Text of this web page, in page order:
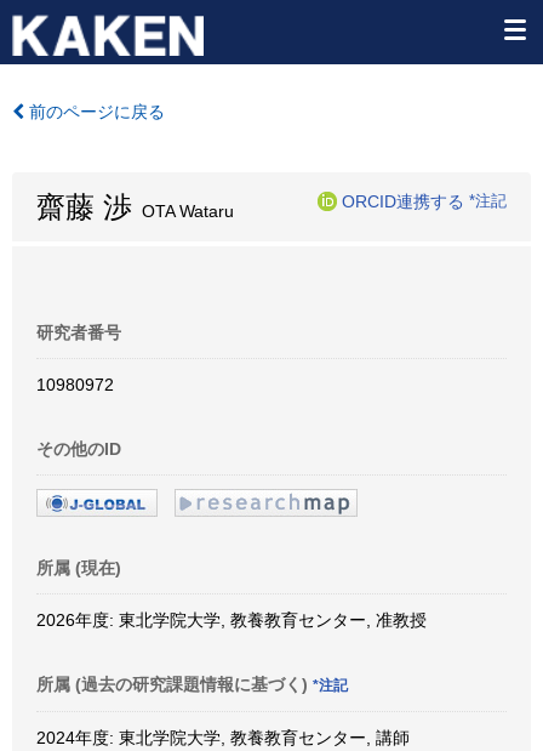
前のページに戻る
齋藤 渉 OTA Wataru
ORCID連携する *注記
研究者番号
10980972
その他のID
所属 (現在)
2026年度: 東北学院大学, 教養教育センター, 准教授
所属 (過去の研究課題情報に基づく) *注記
2024年度: 東北学院大学, 教養教育センター, 講師